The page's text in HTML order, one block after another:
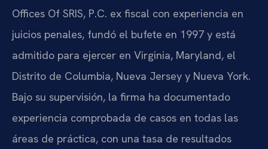
Offices Of SRIS, P.C. ex fiscal con experiencia en
juicios penales, fundó el bufete en 1997 y está
admitido para ejercer en Virginia, Maryland, el
Distrito de Columbia, Nueva Jersey y Nueva York.
Bajo su supervisión, la firma ha documentado
experiencia comprobada de casos en todas las
áreas de práctica, con una tasa de resultados